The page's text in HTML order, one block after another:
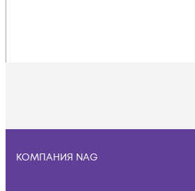
КОМПАНИЯ NAG